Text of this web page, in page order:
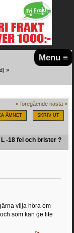
Menu ≡
) »
« föregående nästa »
ÄMNET SKRIV UT
-18 fel och brister ?
vilja höra om
som kan ge lite